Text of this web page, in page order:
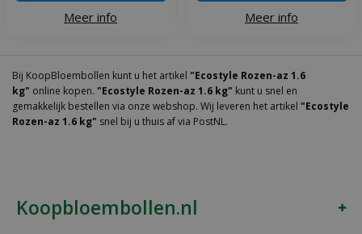
Meer info Meer info
Bij KoopBloembollen kunt u het artikel "Ecostyle Rozen-az 1.6
kg" online kopen. "Ecostyle Rozen-az 1.6 kg" kunt u snel en
gemakkelijk bestellen via onze webshop. Wij leveren het artikel "Ecostyle
Rozen-az 1.6 kg" snel bij u thuis af via PostNL.
Koopbloembollen.nl